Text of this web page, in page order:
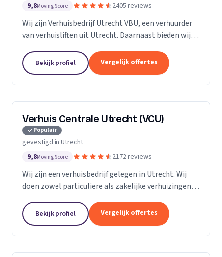
9,8Moving Score 2405 reviews
Wij zijn Verhuisbedrijf Utrecht VBU, een verhuurder
van verhuisliften uit Utrecht. Daarnaast bieden wij
Bekijk profiel Vergelijk offertes
Verhuis Centrale Utrecht (VCU)
Populair
gevestigd in Utrecht
9,8Moving Score 2172 reviews
Wij zijn een verhuisbedrijf gelegen in Utrecht. Wij
doen zowel particuliere als zakelijke verhuizingen.
opslag van inboedel, de- en montageservice,...
Bekijk profiel Vergelijk offertes